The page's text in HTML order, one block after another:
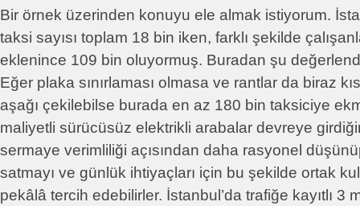
Bir örnek üzerinden konuyu ele almak istiyorum.
taksi sayısı toplam 18 bin iken, farklı şekilde
eklenince 109 bin oluyormuş. Buradan şu
Eğer plaka sınırlaması olmasa ve rantlar da biraz
aşağı çekilebilse burada en az 180 bin taksiciye
maliyetli sürücüsüz elektrikli arabalar devreye
sermaye verimliliği açısından daha rasyonel
satmayı ve günlük ihtiyaçları için bu şekilde ortak
pekâlâ tercih edebilirler. İstanbul’da trafiğe kayıtlı 3